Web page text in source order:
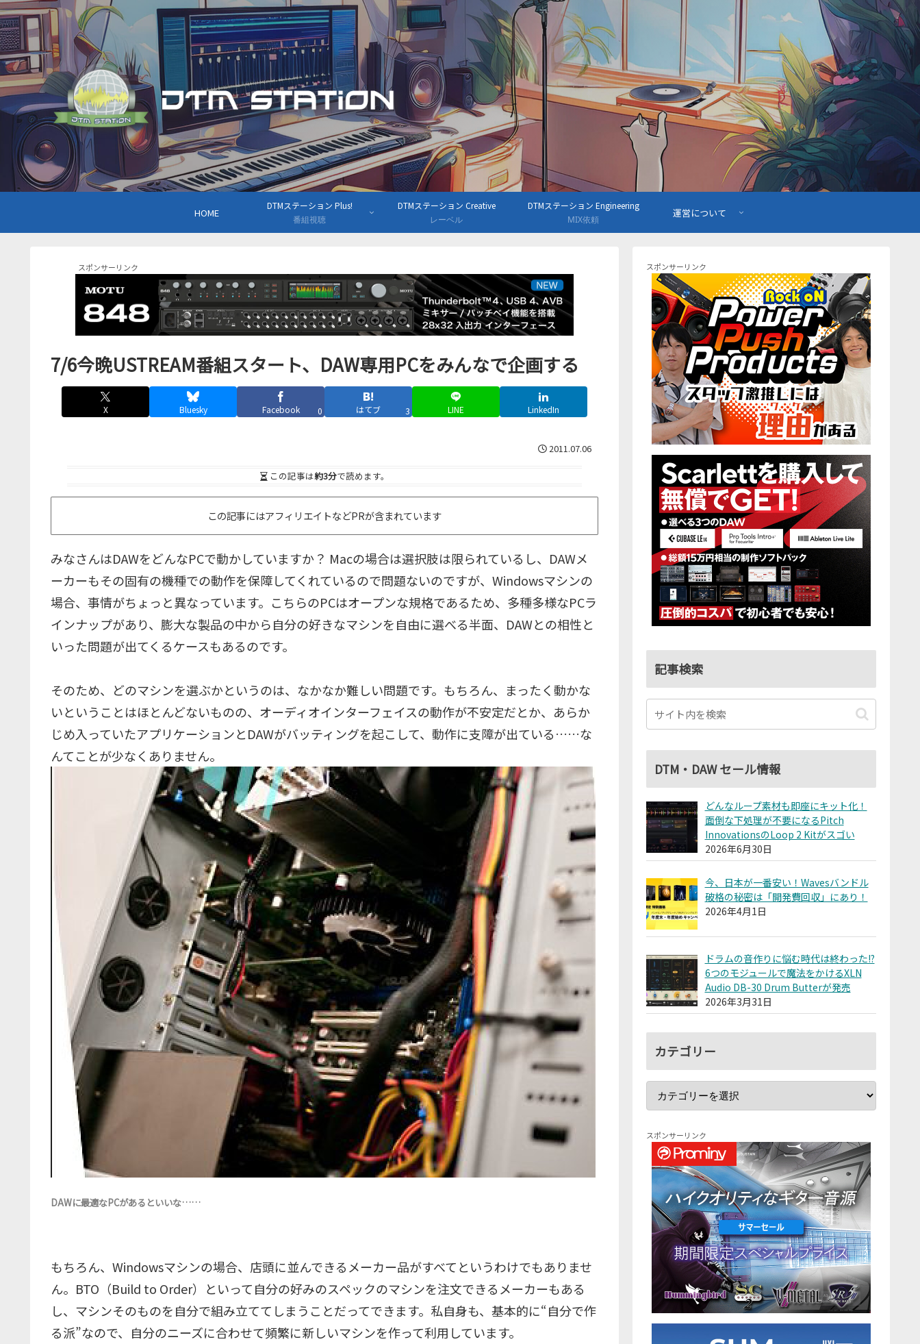
HOME
DTMステーション Plus!
番組視聴
DTMステーション Creative
レーベル
DTMステーション Engineering
MIX依頼
運営について
スポンサーリンク
7/6今晩USTREAM番組スタート、DAW専用PCをみんなで企画する
X Bluesky Facebook 0 はてブ 3 LINE LinkedIn
2011.07.06
この記事は約3分で読めます。
この記事にはアフィリエイトなどPRが含まれています
みなさんはDAWをどんなPCで動かしていますか？ Macの場合は選択肢は限られているし、DAWメ
ーカーもその固有の機種での動作を保障してくれているので問題ないのですが、Windowsマシンの
場合、事情がちょっと異なっています。こちらのPCはオープンな規格であるため、多種多様なPCラ
インナップがあり、膨大な製品の中から自分の好きなマシンを自由に選べる半面、DAWとの相性と
いった問題が出てくるケースもあるのです。
そのため、どのマシンを選ぶかというのは、なかなか難しい問題です。もちろん、まったく動かな
いということはほとんどないものの、オーディオインターフェイスの動作が不安定だとか、あらか
じめ入っていたアプリケーションとDAWがバッティングを起こして、動作に支障が出ている……な
んてことが少なくありません。
DAWに最適なPCがあるといいな……
もちろん、Windowsマシンの場合、店頭に並んできるメーカー品がすべてというわけでもありませ
ん。BTO（Build to Order）といって自分の好みのスペックのマシンを注文できるメーカーもある
し、マシンそのものを自分で組み立ててしまうことだってできます。私自身も、基本的に“自分で作
る派”なので、自分のニーズに合わせて頻繁に新しいマシンを作って利用しています。
スポンサーリンク
記事検索
DTM・DAW セール情報
どんなループ素材も即座にキット化！
面倒な下処理が不要になるPitch
InnovationsのLoop 2 Kitがスゴい
2026年6月30日
今、日本が一番安い！Wavesバンドル
破格の秘密は「開発費回収」にあり！
2026年4月1日
ドラムの音作りに悩む時代は終わった!?
6つのモジュールで魔法をかけるXLN
Audio DB-30 Drum Butterが発売
2026年3月31日
カテゴリー
スポンサーリンク